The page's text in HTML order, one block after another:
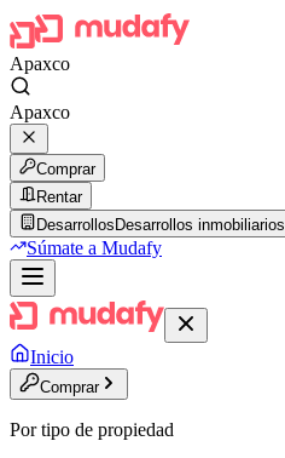
Apaxco
Apaxco
Comprar
Rentar
Desarrollos Desarrollos inmobiliarios
Súmate a Mudafy
Inicio
Comprar
Por tipo de propiedad